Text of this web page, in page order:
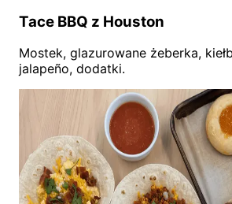
Tace BBQ z Houston
Mostek, glazurowane żeberka,
jalapeño, dodatki.